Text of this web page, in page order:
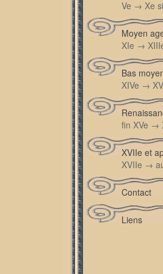
Ve → Xe
Moyen
XIe →
Bas
XIVe →
fin XVe →
XVIIe et
XVIIe →
Contact
Liens